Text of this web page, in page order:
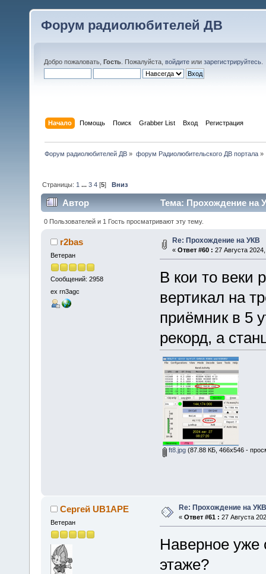
Форум радиолюбителей ДВ
Добро пожаловать, Гость . Пожалуйста, войдите или зарегистрируйтесь
Начало Помощь Поиск Grabber List Вход Регистрация
Форум радиолюбителей ДВ » форум Радиолюбительского ДВ портала»
Страницы: 1 ...3 4 [5]Вниз
Автор Тема: Прохождение на
0 Пользователей и 1 Гость просматривают эту тему.
r2bas
Ветеран
Сообщений: 2958
ex rn3agc
Re: Прохождение на УКВ
« Ответ #60 : 27 Августа
В кои то веки
вертикал на
приёмник в 5
рекорд, а
ft8.jpg(87.88 КБ, 466x546 -
Сергей UB1APE
Ветеран
Re: Прохождение на УКВ
« Ответ #61 : 27 Августа
Наверное уже
этаже?